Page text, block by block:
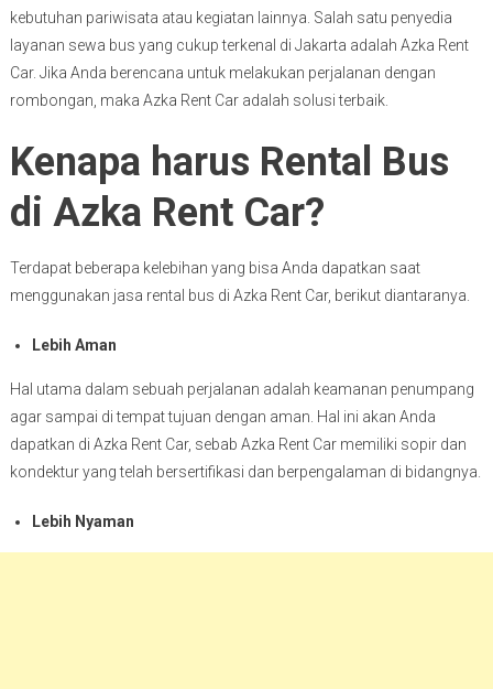
kebutuhan pariwisata atau kegiatan lainnya. Salah satu penyedia
layanan sewa bus yang cukup terkenal di Jakarta adalah Azka Rent
Car. Jika Anda berencana untuk melakukan perjalanan dengan
rombongan, maka Azka Rent Car adalah solusi terbaik.
Kenapa harus Rental Bus
di Azka Rent Car?
Terdapat beberapa kelebihan yang bisa Anda dapatkan saat
menggunakan jasa rental bus di Azka Rent Car, berikut diantaranya.
Lebih Aman
Hal utama dalam sebuah perjalanan adalah keamanan penumpang
agar sampai di tempat tujuan dengan aman. Hal ini akan Anda
dapatkan di Azka Rent Car, sebab Azka Rent Car memiliki sopir dan
kondektur yang telah bersertifikasi dan berpengalaman di bidangnya.
Lebih Nyaman